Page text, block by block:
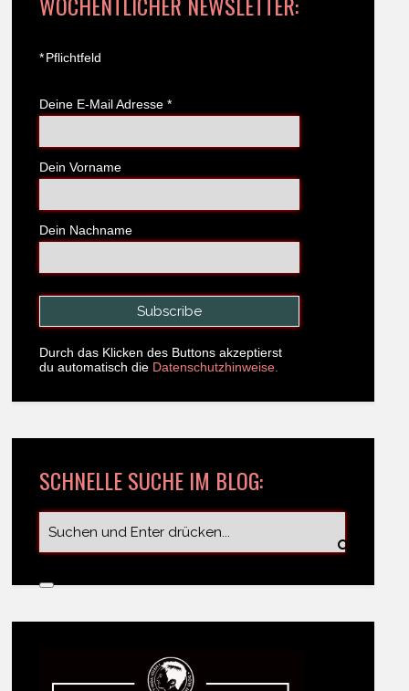
*Pflichtfeld
Deine E-Mail Adresse *
Dein Vorname
Dein Nachname
Durch das Klicken des Buttons akzeptierst
du automatisch die Datenschutzhinweise.
SCHNELLE SUCHE IM BLOG: